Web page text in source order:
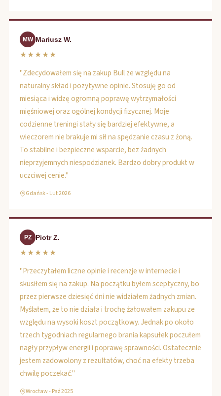
MW Mariusz W.
★★★★★
"Zdecydowałem się na zakup Bull ze względu na
naturalny skład i pozytywne opinie. Stosuję go od
miesiąca i widzę ogromną poprawę wytrzymałości
mięśniowej oraz ogólnej kondycji fizycznej. Moje
codzienne treningi stały się bardziej efektywne, a
wieczorem nie brakuje mi sił na spędzanie czasu z żoną.
To stabilne i bezpieczne wsparcie, bez żadnych
nieprzyjemnych niespodzianek. Bardzo dobry produkt w
uczciwej cenie."
Gdańsk - Lut 2026
PZ Piotr Z.
★★★★★
"Przeczytałem liczne opinie i recenzje w internecie i
skusiłem się na zakup. Na początku byłem sceptyczny, bo
przez pierwsze dziesięć dni nie widziałem żadnych zmian.
Myślałem, że to nie działa i trochę żałowałem zakupu ze
względu na wysoki koszt początkowy. Jednak po około
trzech tygodniach regularnego brania kapsułek poczułem
nagły przypływ energii i poprawę sprawności. Ostatecznie
jestem zadowolony z rezultatów, choć na efekty trzeba
chwilę poczekać."
Wrocław - Paź 2025